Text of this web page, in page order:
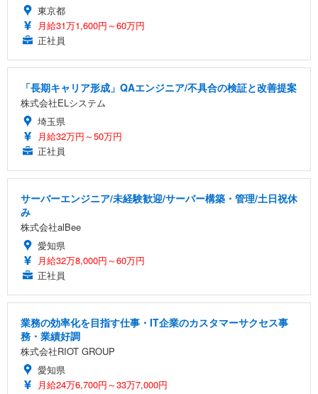
東京都
月給31万1,600円～60万円
正社員
「長期キャリア形成」QAエンジニア/不具合の検証と改善提案
株式会社ELシステム
埼玉県
月給32万円～50万円
正社員
サーバーエンジニア/未経験歓迎/サーバー構築・管理/土日祝休
み
株式会社alBee
愛知県
月給32万8,000円～60万円
正社員
業務の効率化を目指す仕事・IT企業のカスタマーサクセス事
務・業績好調
株式会社RIOT GROUP
愛知県
月給24万6,700円～33万7,000円